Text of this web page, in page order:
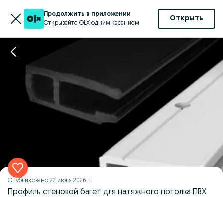
Продолжить в приложении
Открывайте OLX одним касанием
Открыть
Опубликовано 22 июля 2026 г.
Профиль стеновой багет для натяжного потолка ПВХ